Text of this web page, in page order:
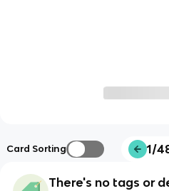
Card Sorting 1/
There's no tags or